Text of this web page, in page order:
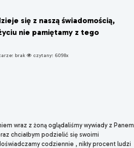
się z naszą świadomością,
nie pamiętamy z tego
brak czytany: 6098x
wraz z żoną oglądaliśmy wywiady z Panem
chciałbym podzielić się swoimi
codziennie , nikły procent ludzi